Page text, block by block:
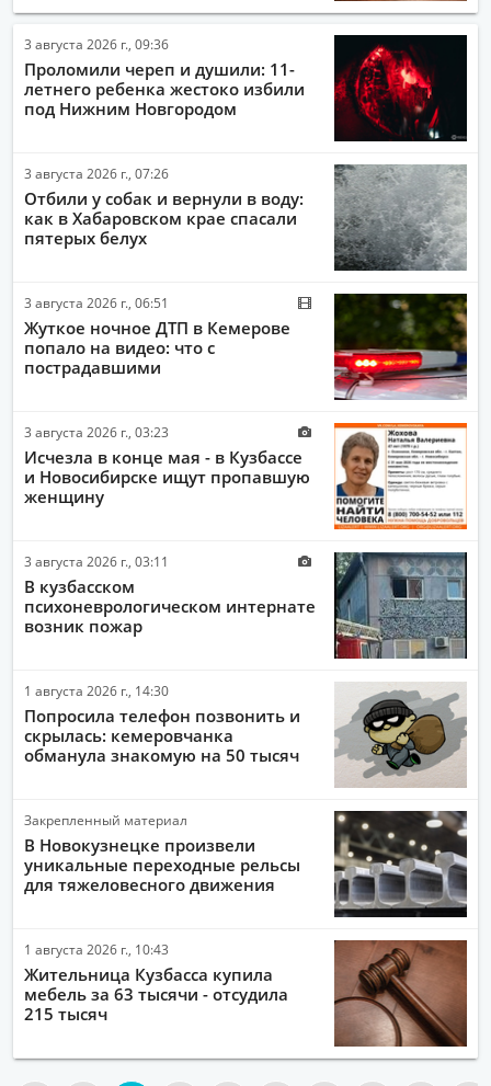
3 августа 2026 г., 09:36
Проломили череп и душили: 11-
летнего ребенка жестоко избили
под Нижним Новгородом
3 августа 2026 г., 07:26
Отбили у собак и вернули в воду:
как в Хабаровском крае спасали
пятерых белух
3 августа 2026 г., 06:51
Жуткое ночное ДТП в Кемерове
попало на видео: что с
пострадавшими
3 августа 2026 г., 03:23
Исчезла в конце мая - в Кузбассе
и Новосибирске ищут пропавшую
женщину
3 августа 2026 г., 03:11
В кузбасском
психоневрологическом интернате
возник пожар
1 августа 2026 г., 14:30
Попросила телефон позвонить и
скрылась: кемеровчанка
обманула знакомую на 50 тысяч
Закрепленный материал
В Новокузнецке произвели
уникальные переходные рельсы
для тяжеловесного движения
1 августа 2026 г., 10:43
Жительница Кузбасса купила
мебель за 63 тысячи - отсудила
215 тысяч